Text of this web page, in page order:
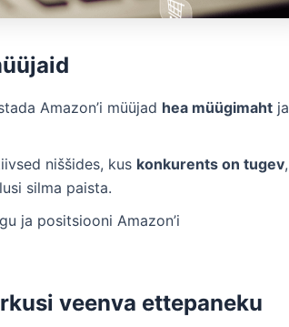
Amazon’i müüjad hea müügimaht ja
niššides, kus konkurents on tugev,
silma paista.
ja positsiooni Amazon’i
veenva ettepaneku